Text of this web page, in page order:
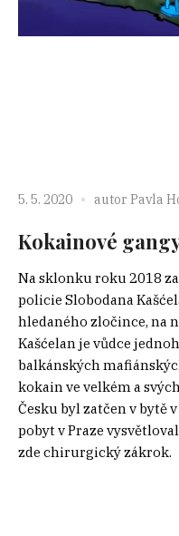
5. 5. 2020 autor Pavla
Kokainové
Na sklonku roku 2018
policie Slobodana
hledaného zločince, na
Kašćelan je vůdce
balkánských
kokain ve velkém a
Česku byl zatčen v bytě
pobyt v Praze
zde chirurgický zákrok.